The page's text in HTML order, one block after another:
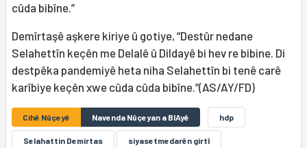
cûda bibîne.”
Demîrtaşê aşkere kiriye û gotiye, “Destûr nedane
Selahettîn keçên me Delalê û Dildayê bi hev re bibine. Di
destpêka pandemiyê heta niha Selahettîn bi tenê carê
karîbiye keçên xwe cûda cûda bibîne.”(AS/AY/FD)
Cihê Nûçeyê Navenda Nûçeyan a BIAyê hdp
Selahattin Demirtas siyasetmedarên girtî